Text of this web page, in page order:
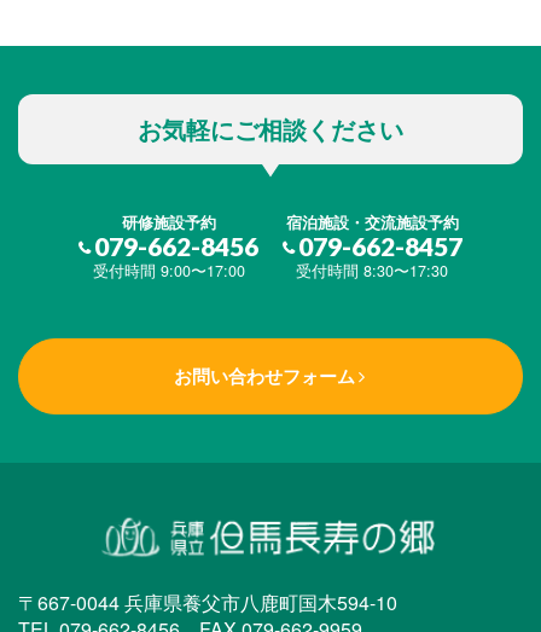
お気軽にご相談ください
研修施設予約
079-662-8456
受付時間 9:00〜17:00
宿泊施設・交流施設予約
079-662-8457
受付時間 8:30〜17:30
お問い合わせフォーム
〒667-0044 兵庫県養父市八鹿町国木594-10